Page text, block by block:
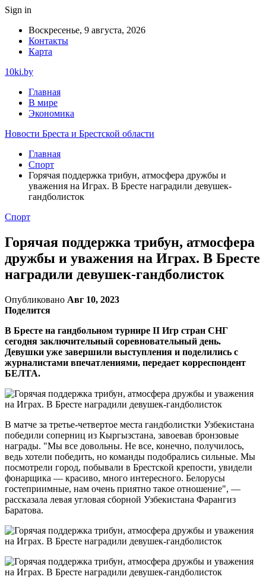
Sign in
Воскресенье, 9 августа, 2026
Контакты
Карта
10ki.by
Главная
В мире
Экономика
Новости Бреста и Брестской области
Главная
Спорт
Горячая поддержка трибун, атмосфера дружбы и
уважения на Играх. В Бресте наградили девушек-
гандболисток
Спорт
Горячая поддержка трибун, атмосфера
дружбы и уважения на Играх. В Бресте
наградили девушек-гандболисток
Опубликовано Авг 10, 2023
Поделится
В Бресте на гандбольном турнире II Игр стран СНГ
сегодня заключительный соревновательный день.
Девушки уже завершили выступления и поделились с
журналистами впечатлениями, передает корреспондент
БЕЛТА.
В матче за третье-четвертое места гандболистки Узбекистана
победили соперниц из Кыргызстана, завоевав бронзовые
награды. "Мы все довольны. Не все, конечно, получилось,
ведь хотели победить, но команды подобрались сильные. Мы
посмотрели город, побывали в Брестской крепости, увидели
фонарщика — красиво, много интересного. Белорусы
гостеприимные, нам очень приятно такое отношение", —
рассказала левая угловая сборной Узбекистана Фарангиз
Баратова.